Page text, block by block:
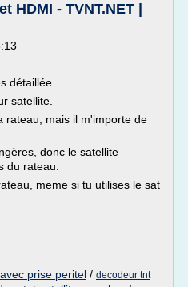
- TVNT.NET |
détaillée.
satellite.
rateau, mais il m'importe de
donc le satellite
du rateau.
meme si tu utilises le sat
prise peritel / decodeur tnt